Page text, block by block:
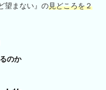
望まない』の見どころを２
のか